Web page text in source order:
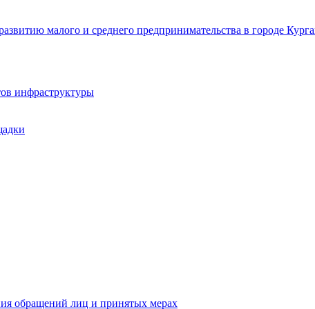
малого и среднего предпринимательства в городе
инфраструктуры
обращений лиц и принятых мерах